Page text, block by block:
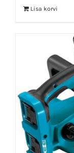
Lisa korvi